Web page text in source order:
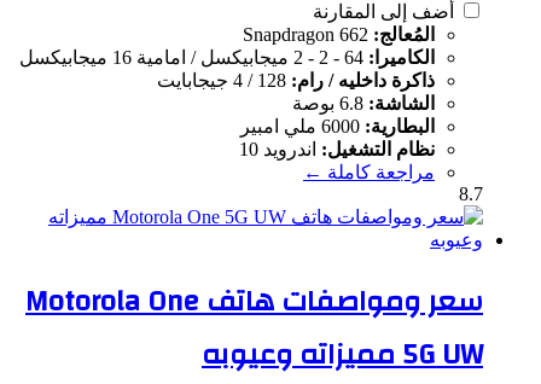
أضف إلى المقارنة
المُعالج:
الكاميرا:
ذاكرة داخليه / رام:
الشاشة:
البطارية:
نظام التشغيل: اندرويد 10
مراجعة كاملة ←
8.7
سعر ومواصفات هاتف Motorola One
5G UW مميزاته وعيوبه